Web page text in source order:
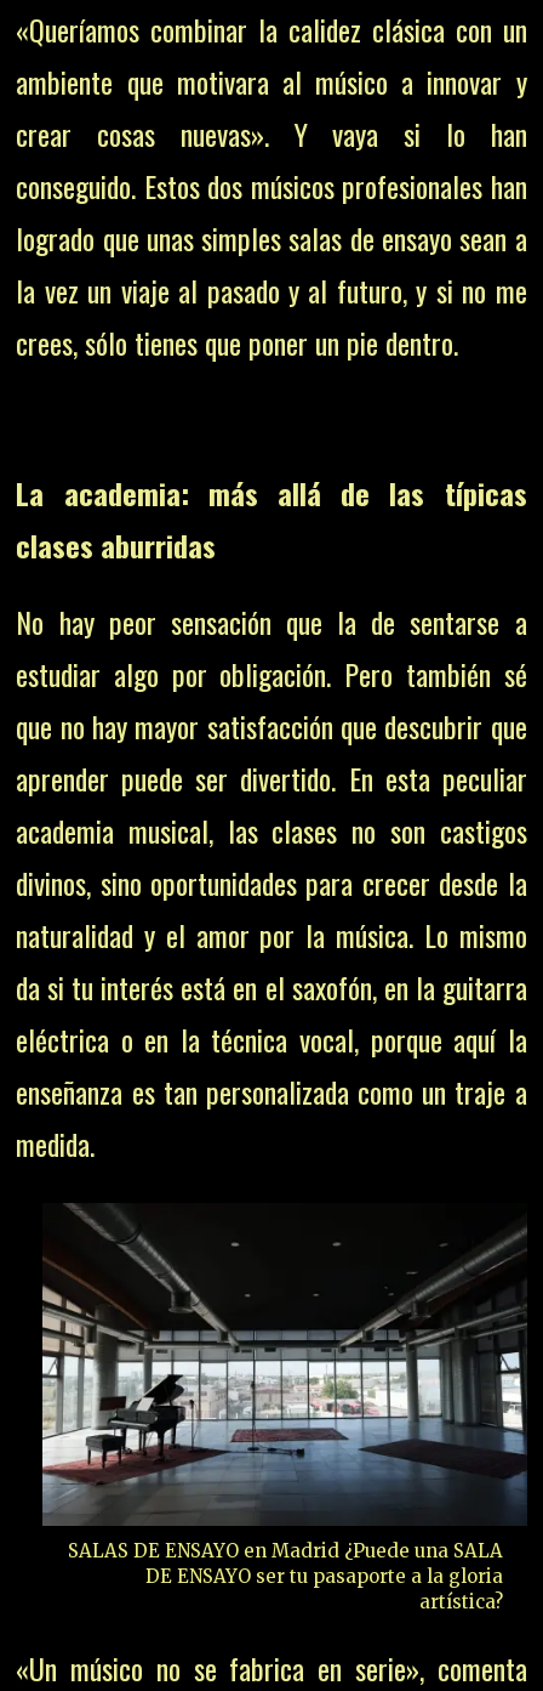
«Queríamos combinar la calidez clásica con un
ambiente que motivara al músico a innovar y
crear cosas nuevas». Y vaya si lo han
conseguido. Estos dos músicos profesionales han
logrado que unas simples salas de ensayo sean a
la vez un viaje al pasado y al futuro, y si no me
crees, sólo tienes que poner un pie dentro.
La academia: más allá de las típicas
clases aburridas
No hay peor sensación que la de sentarse a
estudiar algo por obligación. Pero también sé
que no hay mayor satisfacción que descubrir que
aprender puede ser divertido. En esta peculiar
academia musical, las clases no son castigos
divinos, sino oportunidades para crecer desde la
naturalidad y el amor por la música. Lo mismo
da si tu interés está en el saxofón, en la guitarra
eléctrica o en la técnica vocal, porque aquí la
enseñanza es tan personalizada como un traje a
medida.
SALAS DE ENSAYO en Madrid ¿Puede una SALA
DE ENSAYO ser tu pasaporte a la gloria
artística?
«Un músico no se fabrica en serie», comenta